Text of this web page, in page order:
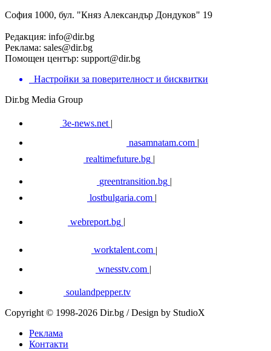
София 1000, бул. "Княз Александър Дондуков" 19
Редакция: info@dir.bg
Реклама: sales@dir.bg
Помощен център: support@dir.bg
Настройки за поверителност и бисквитки
Dir.bg Media Group
3e-news.net |
nasamnatam.com |
realtimefuture.bg |
greentransition.bg |
lostbulgaria.com |
webreport.bg
worktalent.com |
wnesstv.com |
soulandpepper.tv
Copyright © 1998-2026 Dir.bg / Design by StudioX
Реклама
Контакти